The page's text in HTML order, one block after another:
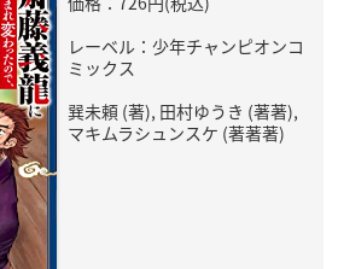
レーベル：少年チャンピオンコ
ミックス
巽未頼 (著), 田村ゆうき (著著),
マキムラシュンスケ (著著著)